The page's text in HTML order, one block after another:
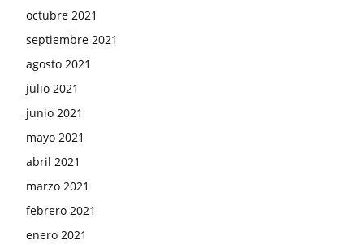
octubre 2021
septiembre 2021
agosto 2021
julio 2021
junio 2021
mayo 2021
abril 2021
marzo 2021
febrero 2021
enero 2021